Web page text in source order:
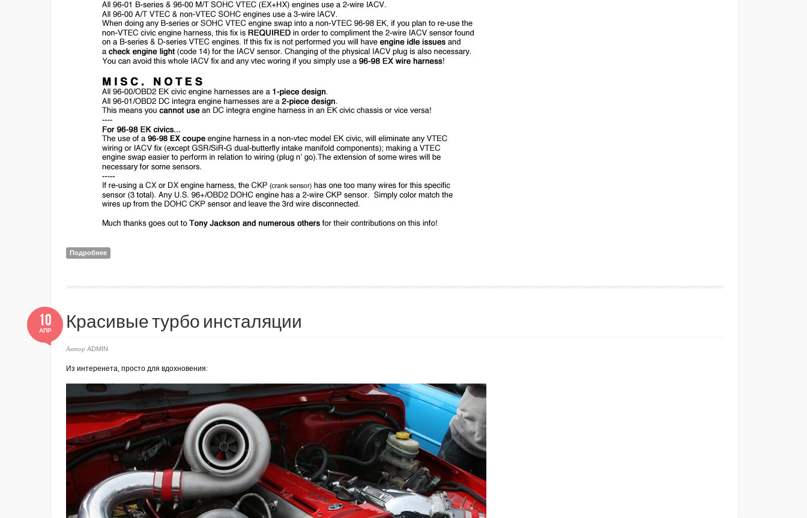
Подробнее
Красивые турбо инсталяции
Автор ADMIN
10
АПР
Из интеренета, просто для вдохновения: